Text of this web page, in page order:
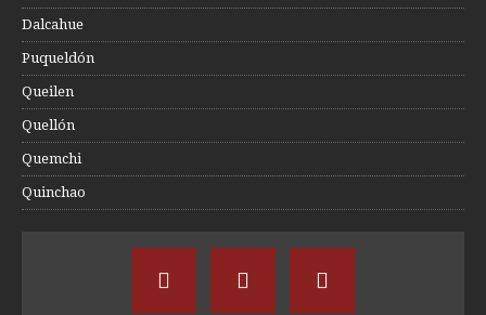
Dalcahue
Puqueldón
Queilen
Quellón
Quemchi
Quinchao